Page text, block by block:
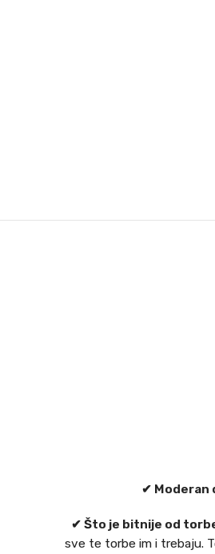
✔ Moderan
✔ Što je bitnije od
sve te torbe im i trebaju.